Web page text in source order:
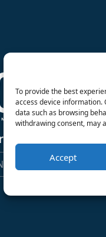
To provide the best
access device information.
data such as browsing
withdrawing consent, may
Accept
for newsletter!
mehr zeigen!